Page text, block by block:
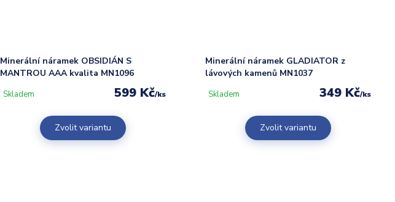
Minerální náramek OBSIDIÁN S
MANTROU AAA kvalita MN1096
599 Kč/ks
Skladem
Zvolit variantu
Minerální náramek GLADIATOR z
lávových kamenů MN1037
349 Kč/ks
Skladem
Zvolit variantu